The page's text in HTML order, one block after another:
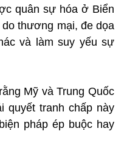
quân sự hóa ở Biển
thương mại, đe dọa
và làm suy yếu sự
Mỹ và Trung Quốc
quyết tranh chấp này
pháp ép buộc hay